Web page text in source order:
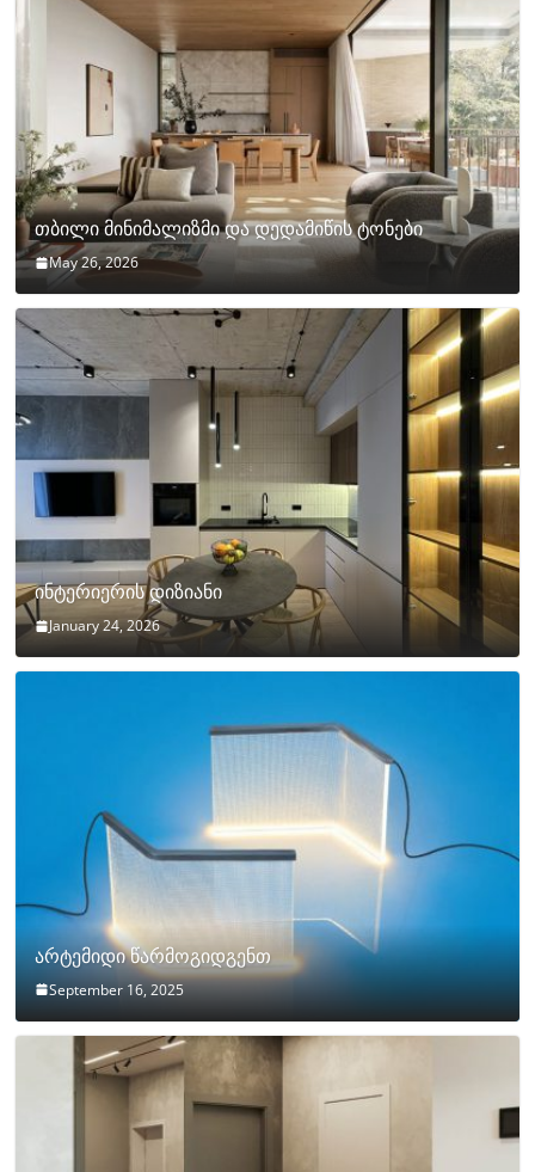
თბილი მინიმალიზმი და დედამიწის ტონები
May 26, 2026
ინტერიერის დიზიანი
January 24, 2026
არტემიდი წარმოგიდგენთ
September 16, 2025